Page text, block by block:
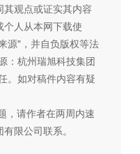
观点或证实其内容
人从本网下载使
源"，并自负版权等法
：杭州瑞旭科技集团
。如对稿件内容有疑
，请作者在两周内速
限公司联系。